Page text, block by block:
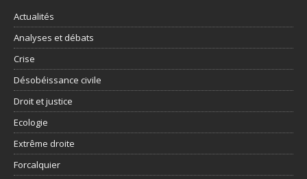
Actualités
Analyses et débats
Crise
Désobéissance civile
Droit et justice
Ecologie
Extrême droite
Forcalquier